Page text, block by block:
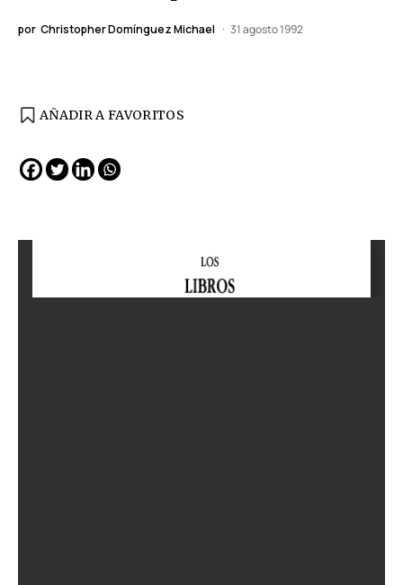
por Christopher Domínguez Michael 31 agosto 1992
AÑADIR A FAVORITOS